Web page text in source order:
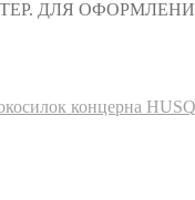
ДЛЯ
концерна